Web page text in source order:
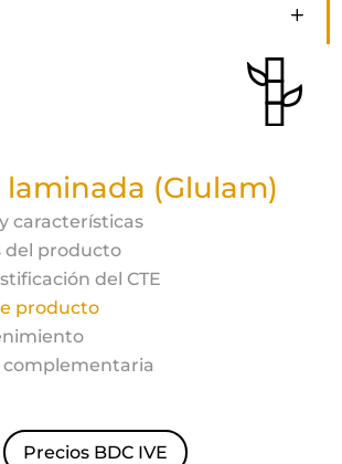
laminada (Glulam)
características
del producto
del CTE
producto
Precios BDC IVE